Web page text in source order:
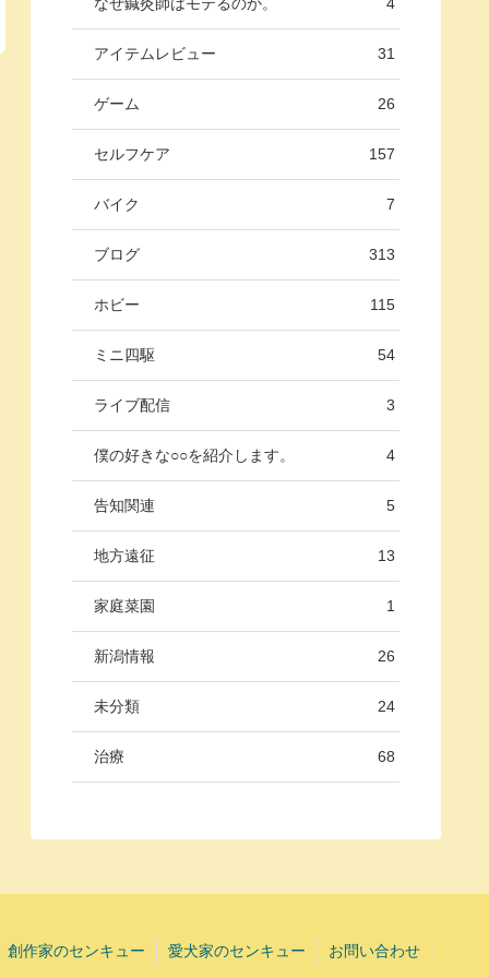
アイテムレビュー 31
ゲーム 26
セルフケア 157
バイク 7
ブログ 313
ホビー 115
ミニ四駆 54
ライブ配信 3
僕の好きな○○を紹介します。 4
告知関連 5
地方遠征 13
家庭菜園 1
新潟情報 26
未分類 24
治療 68
創作家のセンキュー 愛犬家のセンキュー お問い合わせ